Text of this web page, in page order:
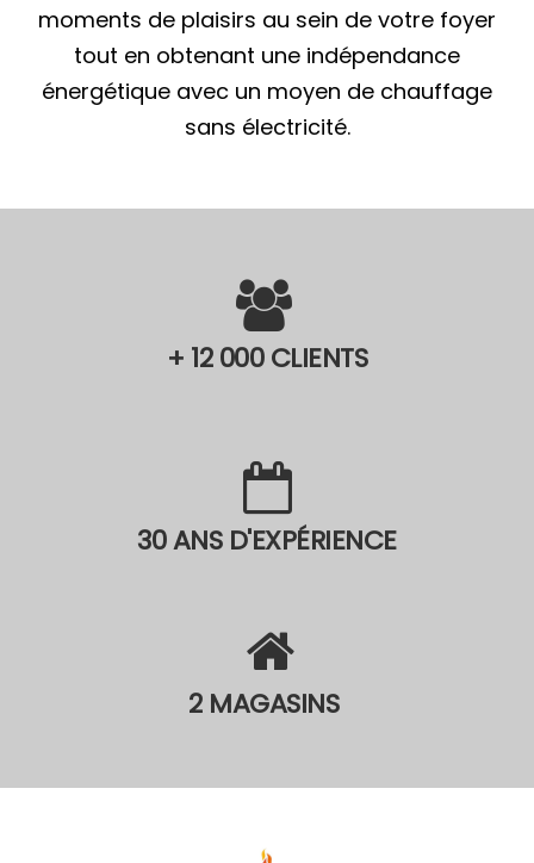
moments de plaisirs au sein de votre foyer
tout en obtenant une indépendance
énergétique avec un moyen de chauffage
sans électricité.
+ 12 000 CLIENTS
30 ANS D'EXPÉRIENCE
2 MAGASINS